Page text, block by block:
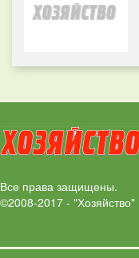
Все права защищены.
©2008-2017 - "Хозяйство"